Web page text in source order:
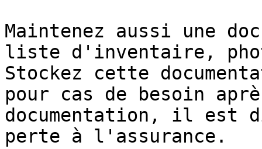
Maintenez aussi une
liste d'inventaire,
Stockez cette
pour cas de besoin
documentation, il
perte à l'assurance.